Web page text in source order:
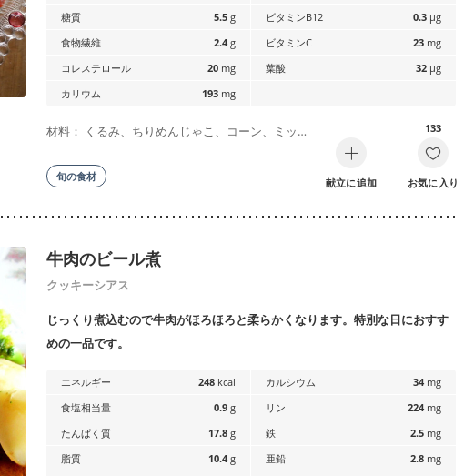
糖質
5.5 g
食物繊維
2.4 g
コレステロール
20 mg
カリウム
193 mg
ビタミンB12
0.3 µg
ビタミンC
23 mg
葉酸
32 µg
材料： くるみ、ちりめんじゃこ、コーン、ミッ…
旬の食材 献立に追加
133
お気に入り
牛肉のビール煮
クッキーシアス
じっくり煮込むので牛肉がほろほろと柔らかくなります。特別な日におすす
めの一品です。
エネルギー 248 kcal
食塩相当量
0.9 g
たんぱく質
17.8 g
脂質
10.4 g
カルシウム 34 mg
リン
224 mg
鉄
2.5 mg
亜鉛
2.8 mg